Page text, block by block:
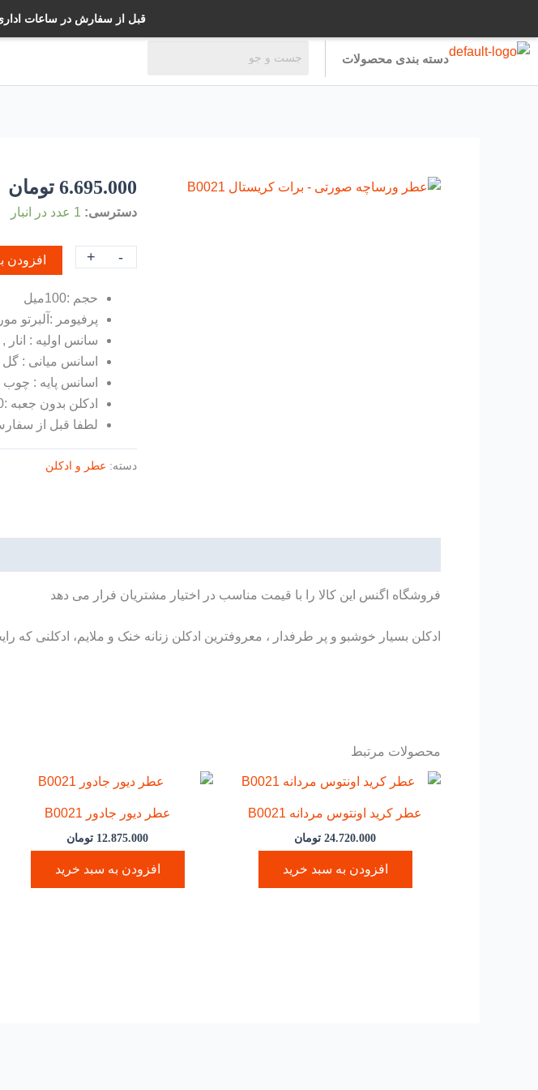
قبل از سفارش در ساعات اداری
محتوا
دسته بندی محصولات
6.695.000 تومان
دسترسی: 1 عدد در انبار
-
عطر
+ افزودن
حجم :100میل
پرفیومر :آلبرتو
سانس اولیه : انار
اسانس میانی : گل
اسانس پایه :
ادکلن بدون جعبه :4/418/700تومان
لطفا قبل از
دسته: عطر و ادکلن
فروشگاه اگنس این کالا را با قیمت مناسب در اختیار مشتریان فرار می دهد
ادکلن بسیار خوشبو و پر طرفدار ، معروفترین ادکلن زنانه خنک و ملایم، ادکلنی که
محصولات مرتبط
عطر کرید اونتوس مردانه B0021
24.720.000 تومان
افزودن به سبد خرید
عطر دیور جادور B0021
12.875.000 تومان
افزودن به سبد خرید